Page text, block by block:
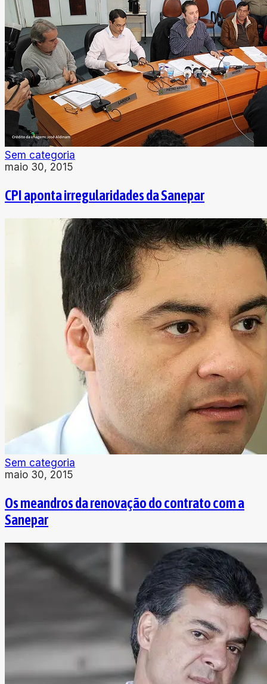
Sem categoria
maio 30, 2015
CPI aponta irregularidades da Sanepar
Sem categoria
maio 30, 2015
Os meandros da renovação do contrato com a
Sanepar